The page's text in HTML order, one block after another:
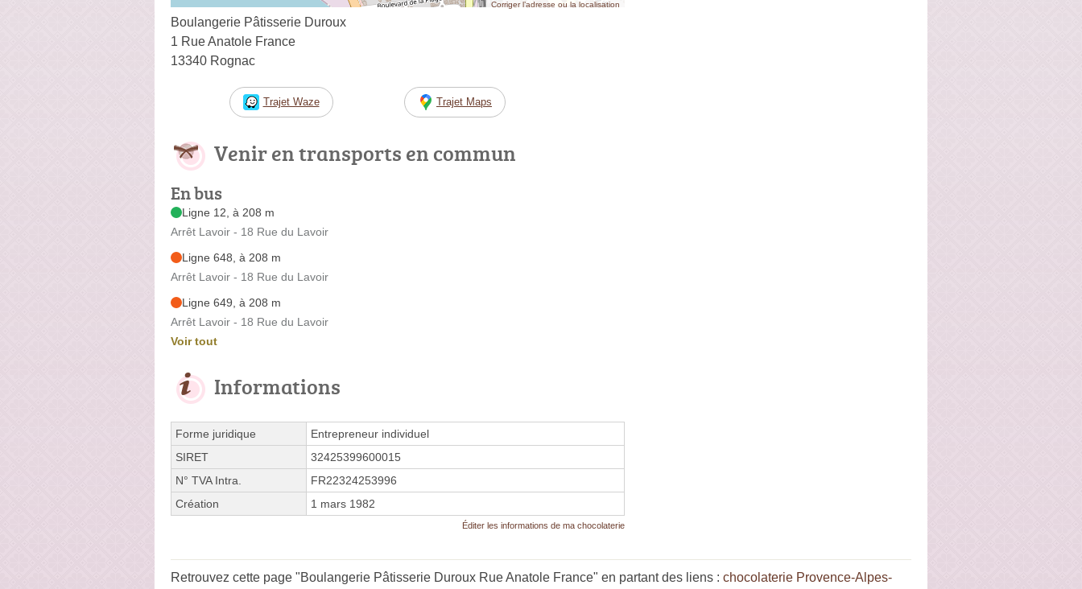
Corriger l’adresse ou la localisation
Boulangerie Pâtisserie Duroux
1 Rue Anatole France
13340 Rognac
Trajet Waze Trajet Maps
Venir en transports en commun
En bus
Ligne 12, à 208 m
Arrêt Lavoir - 18 Rue du Lavoir
Ligne 648, à 208 m
Arrêt Lavoir - 18 Rue du Lavoir
Ligne 649, à 208 m
Arrêt Lavoir - 18 Rue du Lavoir
Voir tout
Informations
Forme juridique
Entrepreneur individuel
SIRET
32425399600015
N° TVA Intra.
FR22324253996
Création
1 mars 1982
Éditer les informations de ma chocolaterie
Retrouvez cette page "Boulangerie Pâtisserie Duroux Rue Anatole France" en partant des liens : chocolaterie Provence-Alpes-